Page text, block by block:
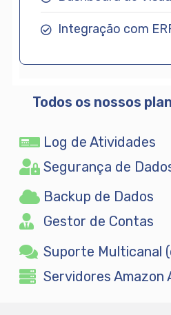
Integração com
Todos os nossos
Log de Atividades
Segurança de
Backup de Dados
Gestor de Contas
Suporte Multicanal
Servidores Amazon